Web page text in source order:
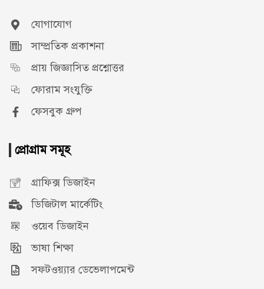
যোগাযোগ
সাম্প্রতিক প্রকাশনা
প্রায় জিজ্ঞাসিত প্রশ্নোত্তর
ফোরাম সংযুক্তি
ফেসবুক গ্রুপ
প্রোগ্রাম সমূহ
গ্রাফিক্স ডিজাইন
ডিজিটাল মার্কেটিং
ওয়েব ডিজাইন
ভাষা শিক্ষা
সফটওয়্যার ডেভেলাপমেন্ট